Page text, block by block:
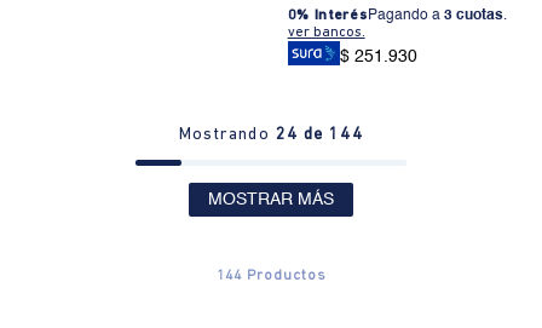
0% Interés Pagando a 3 cuotas.
ver bancos.
$ 251.930
Mostrando 24 de 144
MOSTRAR MÁS
144 Productos